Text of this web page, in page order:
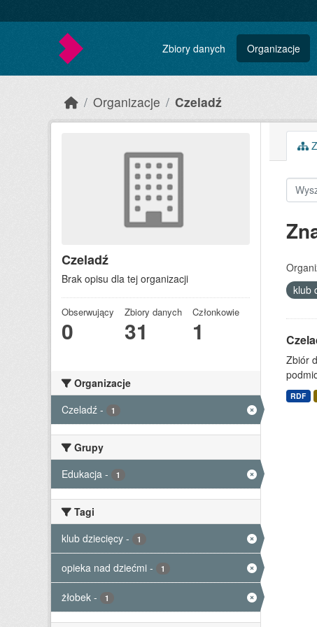
Zbiory danych Organizacje
Organizacje Czeladź
Czeladź
Brak opisu dla tej organizacji
Obserwujący
0
Zbiory danych
31
Członkowie
1
Organizacje
Czeladź - 1
Grupy
Edukacja - 1
Tagi
klub dziecięcy - 1
opieka nad dziećmi - 1
żłobek - 1
klub
Zbiór
RDF